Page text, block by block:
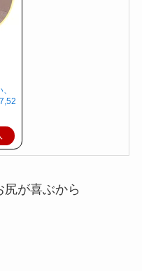
尻が喜ぶから